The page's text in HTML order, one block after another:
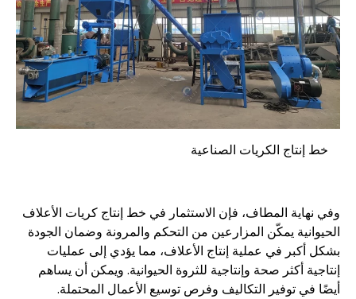
خط إنتاج الكريات الصناعية
وفي نهاية المطاف، فإن الاستثمار في خط إنتاج كريات الأعلاف
الحيوانية يمكّن المزارعين من التحكم والمرونة وضمان الجودة
بشكل أكبر في عملية إنتاج الأعلاف، مما يؤدي إلى عمليات
إنتاجية أكثر صحة وإنتاجية للثروة الحيوانية. ويمكن أن يساهم
أيضًا في توفير التكاليف وفرص توسيع الأعمال المحتملة.